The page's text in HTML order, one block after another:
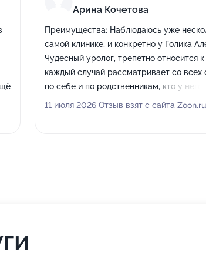
Арина Кочетова
Преимущества: Наблюдаюсь уже
самой клинике, и конкретно у Голика
Чудесный уролог, трепетно относится
каждый случай рассматривает со всех
по себе и по родственникам, кто у него
Искреннее спасибо
11 июля 2026 Отзыв взят с сайта Zoon.ru